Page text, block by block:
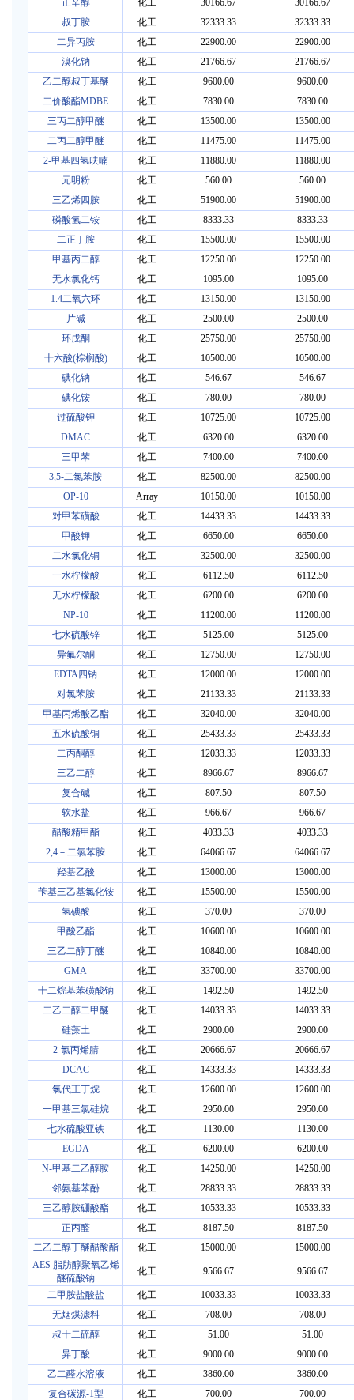
正辛醇 化工 30166.67
30166.67
叔丁胺
化工 32333.33
32333.33
二异丙胺
化工 22900.00
22900.00
溴化钠
化工 21766.67
21766.67
乙二醇叔丁基醚
化工 9600.00
9600.00
二价酸酯MDBE
化工 7830.00
7830.00
三丙二醇甲醚
化工 13500.00
13500.00
二丙二醇甲醚
化工 11475.00
11475.00
2-甲基四氢呋喃
化工 11880.00
11880.00
元明粉
化工 560.00
560.00
三乙烯四胺
化工 51900.00
51900.00
磷酸氢二铵
化工 8333.33
8333.33
二正丁胺
化工 15500.00
15500.00
甲基丙二醇
化工 12250.00
12250.00
无水氯化钙
化工 1095.00
1095.00
1.4二氧六环
化工 13150.00
13150.00
片碱
化工 2500.00
2500.00
环戊酮
化工 25750.00
25750.00
十六酸(棕榈酸)
化工 10500.00
10500.00
碘化钠
化工 546.67
546.67
碘化铵
化工 780.00
780.00
过硫酸钾
化工 10725.00
10725.00
DMAC
化工 6320.00
6320.00
三甲苯
化工 7400.00
7400.00
3,5-二氯苯胺
化工 82500.00
82500.00
OP-10
Array 10150.00
10150.00
对甲苯磺酸
化工 14433.33
14433.33
甲酸钾
化工 6650.00
6650.00
二水氯化铜
化工 32500.00
32500.00
一水柠檬酸
化工 6112.50
6112.50
无水柠檬酸
化工 6200.00
6200.00
NP-10
化工 11200.00
11200.00
七水硫酸锌
化工 5125.00
5125.00
异氟尔酮
化工 12750.00
12750.00
EDTA四钠
化工 12000.00
12000.00
对氯苯胺
化工 21133.33
21133.33
甲基丙烯酸乙酯
化工 32040.00
32040.00
五水硫酸铜
化工 25433.33
25433.33
二丙酮醇
化工 12033.33
12033.33
三乙二醇
化工 8966.67
8966.67
复合碱
化工 807.50
807.50
软水盐
化工 966.67
966.67
醋酸精甲酯
化工 4033.33
4033.33
2,4－二氯苯胺
化工 64066.67
64066.67
羟基乙酸
化工 13000.00
13000.00
苄基三乙基氯化铵
化工 15500.00
15500.00
氢碘酸
化工 370.00
370.00
甲酸乙酯
化工 10600.00
10600.00
三乙二醇丁醚
化工 10840.00
10840.00
GMA
化工 33700.00
33700.00
十二烷基苯磺酸钠
化工 1492.50
1492.50
二乙二醇二甲醚
化工 14033.33
14033.33
硅藻土
化工 2900.00
2900.00
2-氯丙烯腈
化工 20666.67
20666.67
DCAC
化工 14333.33
14333.33
氯代正丁烷
化工 12600.00
12600.00
一甲基三氯硅烷
化工 2950.00
2950.00
七水硫酸亚铁
化工 1130.00
1130.00
EGDA
化工 6200.00
6200.00
N-甲基二乙醇胺
化工 14250.00
14250.00
邻氨基苯酚
化工 28833.33
28833.33
三乙醇胺硼酸酯
化工 10533.33
10533.33
正丙醛
化工 8187.50
8187.50
二乙二醇丁醚醋酸酯
化工 15000.00
15000.00
AES 脂肪醇聚氧乙烯
醚硫酸钠
化工 9566.67 9566.67
二甲胺盐酸盐 化工 10033.33
10033.33
无烟煤滤料
化工 708.00
708.00
叔十二硫醇
化工 51.00
51.00
异丁酸
化工 9000.00
9000.00
乙二醛水溶液
化工 3860.00
3860.00
复合碳源-1型
化工 700.00
700.00